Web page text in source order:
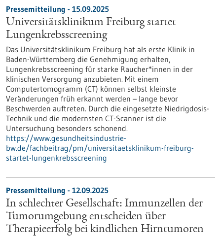
Pressemitteilung - 15.09.2025
Universitätsklinikum Freiburg startet
Lungenkrebsscreening
Das Universitätsklinikum Freiburg hat als erste Klinik in
Baden-Württemberg die Genehmigung erhalten,
Lungenkrebsscreening für starke Raucher*innen in der
klinischen Versorgung anzubieten. Mit einem
Computertomogramm (CT) können selbst kleinste
Veränderungen früh erkannt werden – lange bevor
Beschwerden auftreten. Durch die eingesetzte Niedrigdosis-
Technik und die modernsten CT-Scanner ist die
Untersuchung besonders schonend.
https://www.gesundheitsindustrie-
bw.de/fachbeitrag/pm/universitaetsklinikum-freiburg-
startet-lungenkrebsscreening
Pressemitteilung - 12.09.2025
In schlechter Gesellschaft: Immunzellen der
Tumorumgebung entscheiden über
Therapieerfolg bei kindlichen Hirntumoren